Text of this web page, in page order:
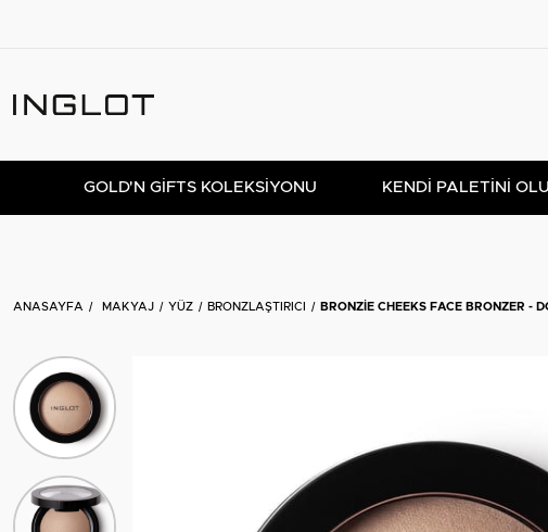
GOLD'N GIFTS KOLEKSIYONU KENDİ PALETİNİ
ANASAYFA MAKYAJ YÜZ BRONZLAŞTIRICI BRONZIE CHEEKS FACE BRONZER -